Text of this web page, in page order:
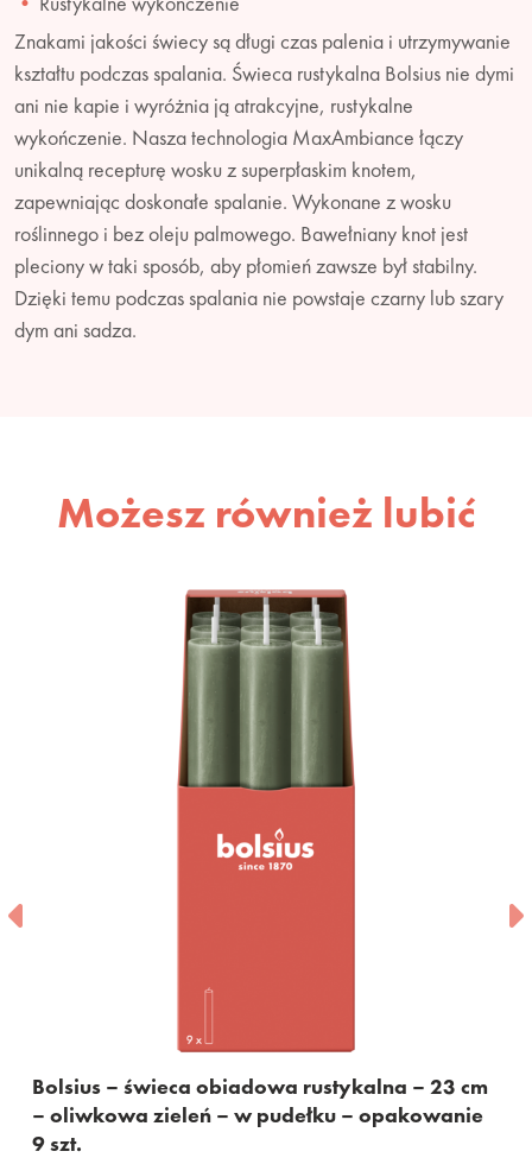
Znakami jakości świecy są długi czas palenia i utrzymywanie
kształtu podczas spalania. Świeca rustykalna Bolsius nie dymi
ani nie kapie i wyróżnia ją atrakcyjne, rustykalne
wykończenie. Nasza technologia MaxAmbiance łączy
unikalną recepturę wosku z superpłaskim knotem,
zapewniając doskonałe spalanie. Wykonane z wosku
roślinnego i bez oleju palmowego. Bawełniany knot jest
pleciony w taki sposób, aby płomień zawsze był stabilny.
Dzięki temu podczas spalania nie powstaje czarny lub szary
dym ani sadza.
Możesz również lubić
rustykalna – 23 cm
– opakowanie
Bolsius – świeca
– bordowa – w pudełku –